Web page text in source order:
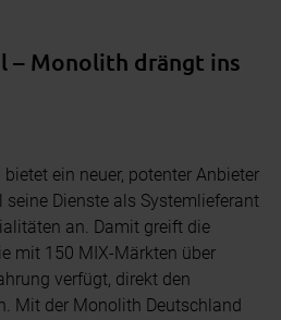
– Monolith drängt ins
ein neuer, potenter Anbieter
Dienste als Systemlieferant
an. Damit greift die
mit 150 MIX-Märkten über
verfügt, direkt den
Mit der Monolith Deutschland